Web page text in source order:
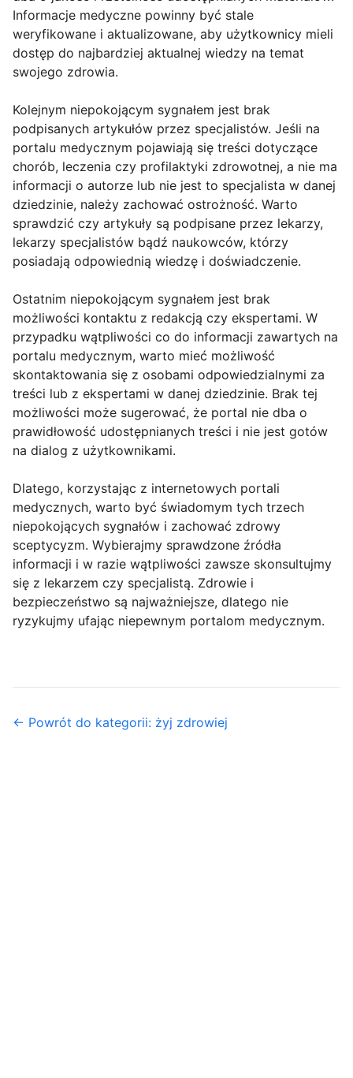
Informacje medyczne powinny być stale
weryfikowane i aktualizowane, aby użytkownicy mieli
dostęp do najbardziej aktualnej wiedzy na temat
swojego zdrowia.
Kolejnym niepokojącym sygnałem jest brak
podpisanych artykułów przez specjalistów. Jeśli na
portalu medycznym pojawiają się treści dotyczące
chorób, leczenia czy profilaktyki zdrowotnej, a nie ma
informacji o autorze lub nie jest to specjalista w danej
dziedzinie, należy zachować ostrożność. Warto
sprawdzić czy artykuły są podpisane przez lekarzy,
lekarzy specjalistów bądź naukowców, którzy
posiadają odpowiednią wiedzę i doświadczenie.
Ostatnim niepokojącym sygnałem jest brak
możliwości kontaktu z redakcją czy ekspertami. W
przypadku wątpliwości co do informacji zawartych na
portalu medycznym, warto mieć możliwość
skontaktowania się z osobami odpowiedzialnymi za
treści lub z ekspertami w danej dziedzinie. Brak tej
możliwości może sugerować, że portal nie dba o
prawidłowość udostępnianych treści i nie jest gotów
na dialog z użytkownikami.
Dlatego, korzystając z internetowych portali
medycznych, warto być świadomym tych trzech
niepokojących sygnałów i zachować zdrowy
sceptycyzm. Wybierajmy sprawdzone źródła
informacji i w razie wątpliwości zawsze skonsultujmy
się z lekarzem czy specjalistą. Zdrowie i
bezpieczeństwo są najważniejsze, dlatego nie
ryzykujmy ufając niepewnym portalom medycznym.
← Powrót do kategorii: żyj zdrowiej